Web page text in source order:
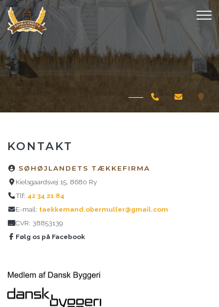
Gå
til
hovedindhold
KONTAKT
SØHØJLANDETS TÆKKEFIRMA
Kielsgaardsvej 15, 8680 Ry
Tlf: 42 34 21 84
E-mail: taekkemand.obermuller@gmail.com
CVR: 38853139
Følg os på Facebook